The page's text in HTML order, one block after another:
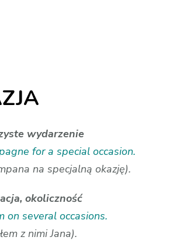
wydarzenie
for a special occasion.
na specjalną okazję).
okoliczność
on several occasions.
z nimi Jana).